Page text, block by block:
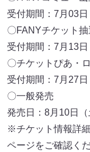
受付期間：7月03
〇FANYチケット
受付期間：7月13
〇チケットぴあ・
受付期間：7月27
〇一般発売
発売日：8月10日
※チケット情報詳
ページをご確認く